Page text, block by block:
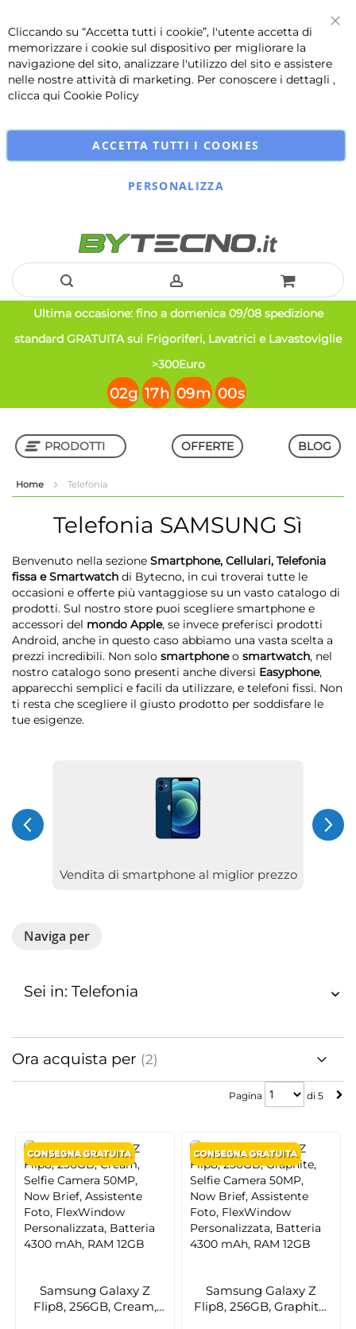
Cliccando su “Accetta tutti i cookie”, l'utente accetta di
memorizzare i cookie sul dispositivo per migliorare la
navigazione del sito, analizzare l'utilizzo del sito e assistere
nelle nostre attività di marketing. Per conoscere i dettagli ,
clicca qui Cookie Policy
ACCETTA TUTTI I COOKIES
PERSONALIZZA
Salta
al
Ultima occasione: fino a domenica 09/08 spedizione
standard GRATUITA sui Frigoriferi, Lavatrici e Lavastoviglie
>300Euro
02g 17h 09m 00s
PRODOTTI
Shop in Shop
OFFERTE BLOG
Home Telefonia
Telefonia SAMSUNG Sì
Benvenuto nella sezione Smartphone, Cellulari, Telefonia
fissa e Smartwatch di Bytecno, in cui troverai tutte le
occasioni e offerte più vantaggiose su un vasto catalogo di
prodotti. Sul nostro store puoi scegliere smartphone e
accessori del mondo Apple, se invece preferisci prodotti
Android, anche in questo caso abbiamo una vasta scelta a
prezzi incredibili. Non solo smartphoneo smartwatch, nel
nostro catalogo sono presenti anche diversi Easyphone,
apparecchi semplici e facili da utilizzare, e telefoni fissi. Non
ti resta che scegliere il giusto prodotto per soddisfare le
tue esigenze.
Vendita di smartphone al miglior prezzo
Pagina
Pagina di 5
Samsung Galaxy Z
Flip8, 256GB, Cream,
Samsung Galaxy Z
Flip8, 256GB, Graphite,
Sei in: Telefonia
Naviga per
Ora acquista per